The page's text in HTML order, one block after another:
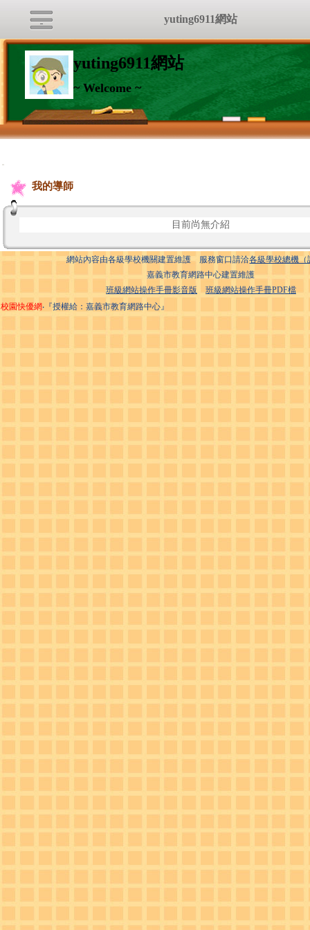
yuting6911網站
~ Welcome ~
:::
我的導師
目前尚無介紹
網站內容由各級學校機關建置維護 服務窗口請洽各級學校總機（
嘉義市教育網路中心建置維護
班級網站操作手冊影音版
班級網站操作手冊PDF檔
校園快優網‧『授權給：嘉義市教育網路中心』
yuting6911網站